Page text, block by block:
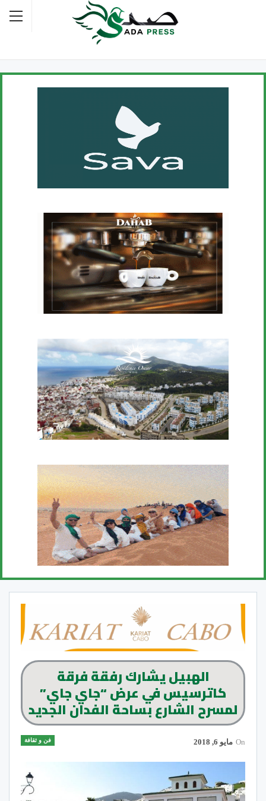
الهبيل يشارك رفقة فرقة
كاترسيس في عرض “جاي جاي”
لمسرح الشارع بساحة الفدان الجديد
فن و ثقافة On مايو 6, 2018